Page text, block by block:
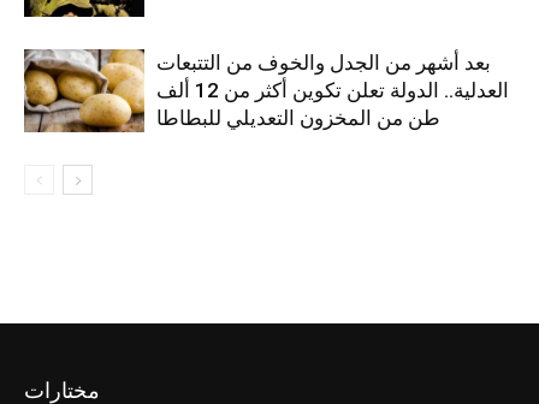
بعد أشهر من الجدل والخوف من التتبعات
العدلية.. الدولة تعلن تكوين أكثر من 12 ألف
طن من المخزون التعديلي للبطاطا
مختارات